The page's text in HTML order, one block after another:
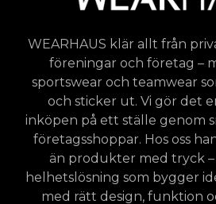
WEARHAUS klär allt från
föreningar och företag –
sportswear och teamwear
och sticker ut. Vi gör det
inköpen på ett ställe genom
företagsshoppar. Hos oss
än produkter med tryck
helhetslösning som bygger
med rätt design, funktion